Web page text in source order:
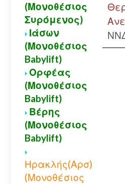
(Μονοθέσιος
Συρόμενος)
Ιάσων
(Μονοθέσιος
Babylift)
Ορφέας
(Μονοθέσιος
Babylift)
Βέρης
(Μονοθέσιος
Babylift)
Ηρακλής(Αρσ)
(Μονοθέσιος